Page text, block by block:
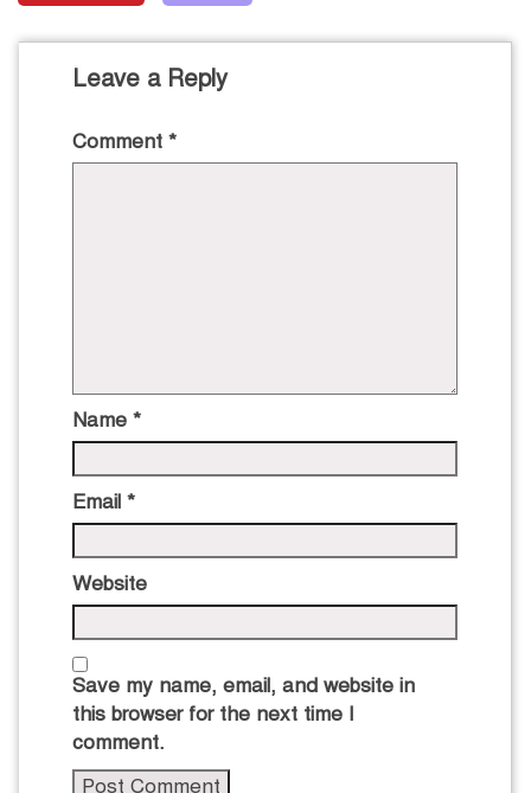
Leave a Reply
Comment *
Name *
Email *
Website
Save my name, email, and website in
this browser for the next time I
comment.